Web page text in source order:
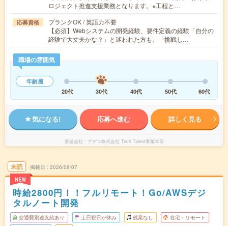
ロジェクト推進支援業務となります。※工程と…
応募資格
ブランクOK / 英語力不要
【必須】Webシステムの開発経験、要件定義の経験「自分の
経験で大丈夫かな？」と迷われた方も、「挑戦し…
職場の雰囲気
年齢層
20代
30代 40代 50代 60代
気になる! 応募へ進む 詳しく見る
派遣会社 アデコ株式会社 Tech Talent事業本部
未読
NEW
掲載日 2026/08/07
時給2800円！！フルリモート！Go/AWSデジ
タルノート開発
交通費別途支給あり 土日祝日が休み 残業なし 在宅・リモート